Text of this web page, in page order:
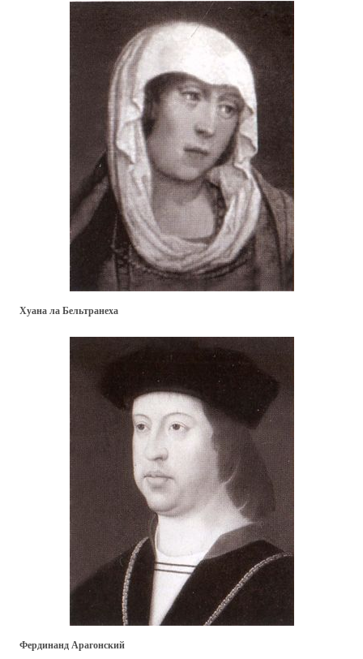
Хуана ла Бельтранеха
Фердинанд Арагонский